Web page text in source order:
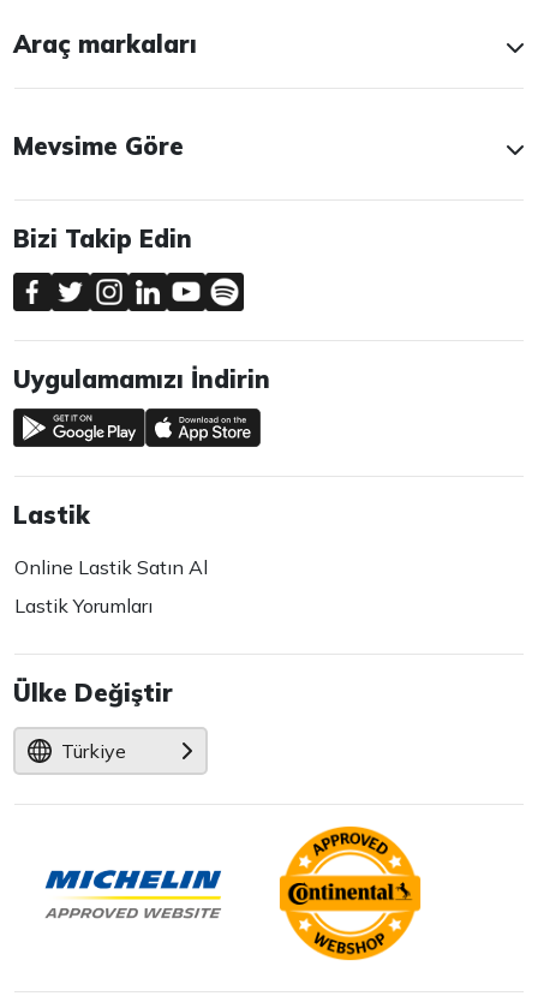
Araç markaları
Mevsime Göre
Bizi Takip Edin
Uygulamamızı İndirin
Lastik
Online Lastik Satın Al
Lastik Yorumları
Ülke Değiştir
Türkiye